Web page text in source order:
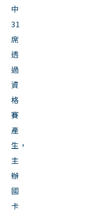
中
31
席
透
過
資
格
賽
產
生，
主
辦
國
卡